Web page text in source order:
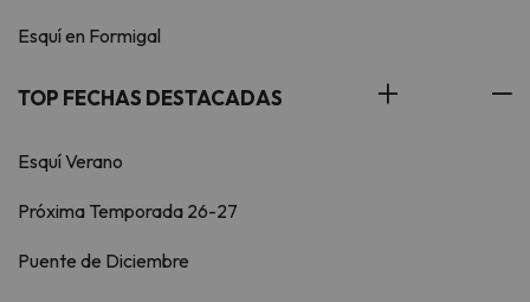
Esquí en Formigal
TOP FECHAS DESTACADAS
Esquí Verano
Próxima Temporada 26-27
Puente de Diciembre